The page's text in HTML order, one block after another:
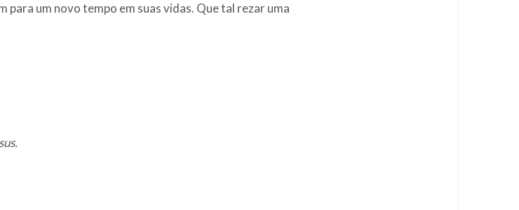
para um novo tempo em suas vidas. Que tal rezar uma